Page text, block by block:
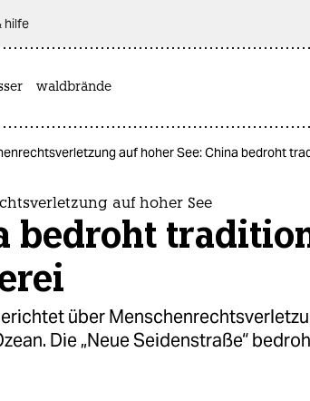
hilfe
waldbrände
auf hoher See: China bedroht
auf hoher See
bedroht
über
Die „Neue Seidenstraße“